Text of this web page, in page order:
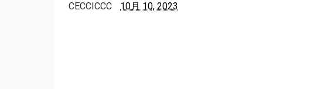
CECCICCC 10月 10, 2023